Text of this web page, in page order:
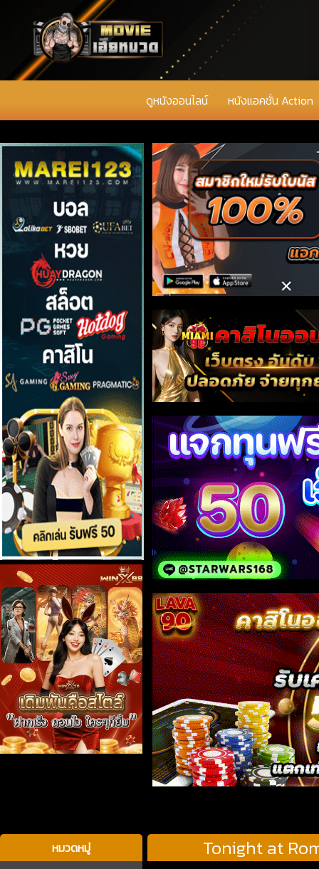
ดูหนังออนไลน์ หนังแอคชั่น Action
หมวดหมู่ Tonight at